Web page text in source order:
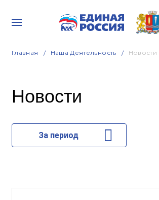
Главная Наша Деятельность Новости
Новости
За период